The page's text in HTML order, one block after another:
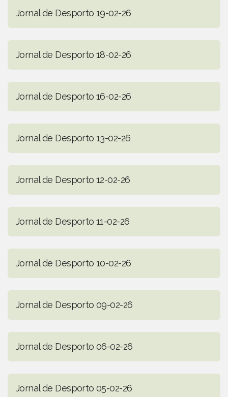
Jornal de Desporto 19-02-26
Jornal de Desporto 18-02-26
Jornal de Desporto 16-02-26
Jornal de Desporto 13-02-26
Jornal de Desporto 12-02-26
Jornal de Desporto 11-02-26
Jornal de Desporto 10-02-26
Jornal de Desporto 09-02-26
Jornal de Desporto 06-02-26
Jornal de Desporto 05-02-26